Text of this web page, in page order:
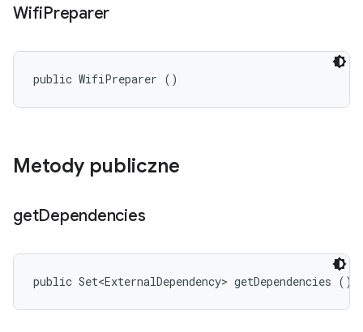
WifiPreparer
public WifiPreparer ()
Metody publiczne
getDependencies
public Set<ExternalDependency> getDependencies ()